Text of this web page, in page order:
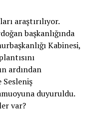
araştırılıyor.
başkanlığında
Kabinesi,
ardından
Sesleniş
duyuruldu.
var?